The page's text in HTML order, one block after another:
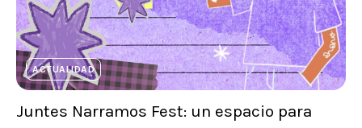
ACTUALIDAD
Juntes Narramos Fest: un espacio para